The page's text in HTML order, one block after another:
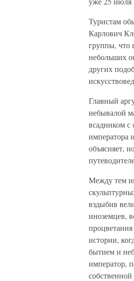
Туристам
Карлович
группы, что
небольших
других
Главный
небывалой
всадником с
императора
объясняет,
Между тем
вздыбив
иноземцев,
истории,
бытием и
император,